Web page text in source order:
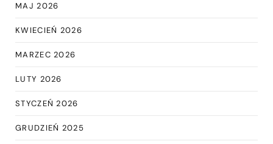
MAJ 2026
KWIECIEŃ 2026
MARZEC 2026
LUTY 2026
STYCZEŃ 2026
GRUDZIEŃ 2025